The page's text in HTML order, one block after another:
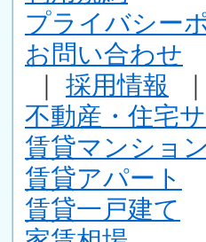
プライバシー
お問い合わせ
｜ 採用情報 ｜
不動産・住宅
賃貸マンション
賃貸アパート
賃貸一戸建て